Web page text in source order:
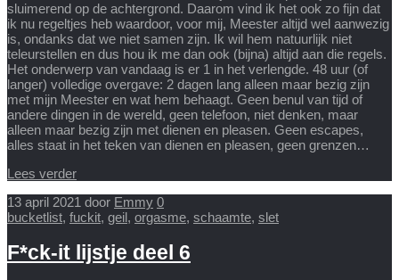
sluimerend op de achtergrond. Daarom vind ik het ook zo fijn dat
ik nu regeltjes heb waardoor, voor mij, Meester altijd wel aanwezig
is, ondanks dat we niet samen zijn. Ik wil hem natuurlijk niet
teleurstellen en dus hou ik me dan ook (bijna) altijd aan die regels.
Het onderwerp van vandaag is er 1 in het verlengde. 48 uur (of
langer) volledige overgave: 2 dagen lang alleen maar bezig zijn
met mijn Meester en wat hem behaagt. Geen benul van tijd of
andere dingen in de wereld, geen telefoon, niet denken, maar
alleen maar bezig zijn met dienen en pleasen. Geen escapes,
alles staat in het teken van dienen en pleasen, geen grenzen…
Lees verder
13 april 2021 door Emmy 0
bucketlist, fuckit, geil, orgasme, schaamte, slet
F*ck-it lijstje deel 6